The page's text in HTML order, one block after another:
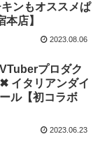
ンもオススメぱ
本店】
2023.08.06
プロダク
イタリアンダイ
ル【初コラボ
2023.06.23